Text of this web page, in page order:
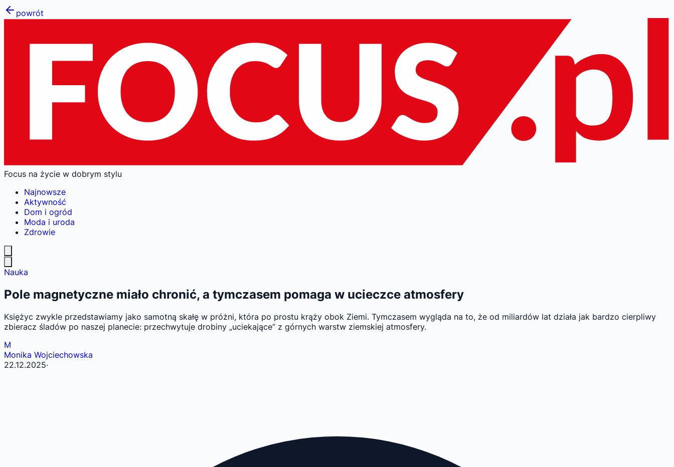
powrót
Focus na życie w dobrym stylu
Najnowsze
Aktywność
Dom i ogród
Moda i uroda
Zdrowie
Nauka
Pole magnetyczne miało chronić, a tymczasem pomaga w ucieczce atmosfery
Księżyc zwykle przedstawiamy jako samotną skałę w próżni, która po prostu krąży obok Ziemi. Tymczasem wygląda na to, że od miliardów lat działa jak bardzo cierpliwy
zbieracz śladów po naszej planecie: przechwytuje drobiny „uciekające” z górnych warstw ziemskiej atmosfery.
M
Monika Wojciechowska
22.12.2025·